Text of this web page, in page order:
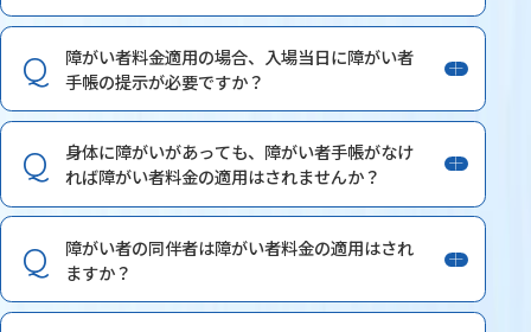
障がい者料金適用の場合、入場当日に障がい者
手帳の提示が必要ですか？
身体に障がいがあっても、障がい者手帳がなけ
れば障がい者料金の適用はされませんか？
障がい者の同伴者は障がい者料金の適用はされ
ますか？